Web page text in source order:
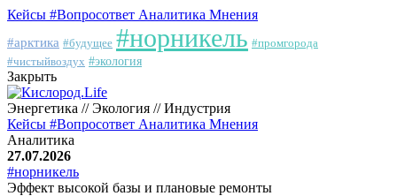
Кейсы #Вопросответ Аналитика Мнения
#арктика #будущее #норникель #промгорода
#чистыйвоздух #экология
Закрыть
Энергетика // Экология // Индустрия
Кейсы #Вопросответ Аналитика Мнения
Аналитика
27.07.2026
#норникель
Эффект высокой базы и плановые ремонты